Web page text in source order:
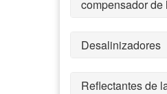
compensador de
Desalinizadores
Reflectantes de